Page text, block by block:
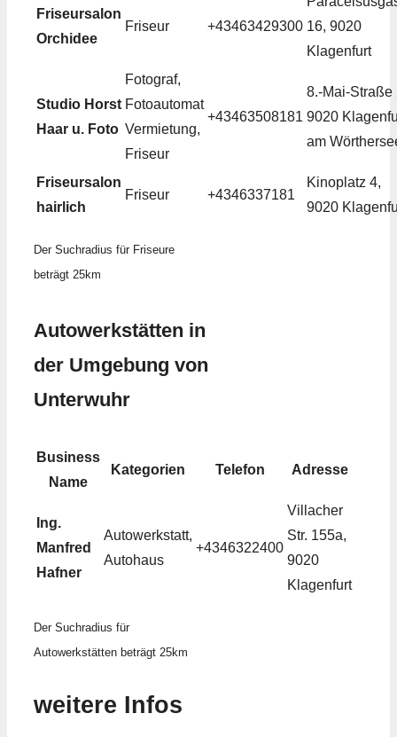
Friseursalon
Orchidee
Friseur +43463429300 16, 9020
Klagenfurt
Studio Horst
Haar u. Foto
Fotograf,
Fotoautomat
Vermietung,
Friseur
+43463508181
8.-Mai-Straße
9020
am
Friseursalon
hairlich
Friseur +4346337181
Kinoplatz 4,
9020
Der Suchradius für Friseure
beträgt 25km
Autowerkstätten in
der Umgebung von
Unterwuhr
Business
Name
Kategorien Telefon Adresse
Ing.
Manfred
Hafner
Autowerkstatt,
Autohaus
+4346322400
Villacher
Str. 155a,
9020
Klagenfurt
Der Suchradius für
Autowerkstätten beträgt 25km
weitere Infos